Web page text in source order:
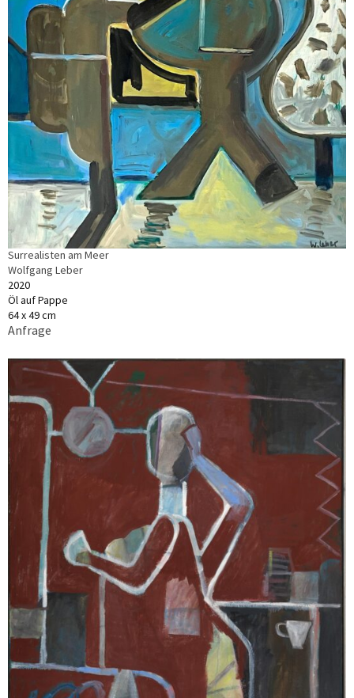
Surrealisten am Meer
Wolfgang Leber
2020
Öl auf Pappe
64 x 49 cm
Anfrage